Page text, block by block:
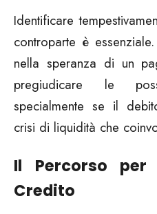
Identificare
controparte è
nella speranza di un
pregiudicare le
specialmente se il
crisi di liquidità che
Il Percorso per
Credito